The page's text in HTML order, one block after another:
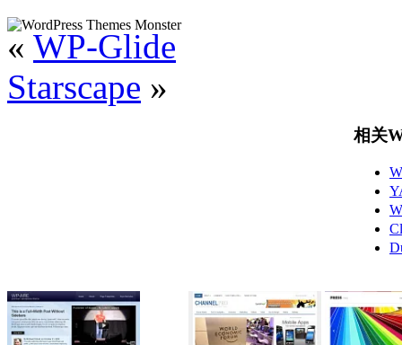
« WP-Glide
Starscape »
相关